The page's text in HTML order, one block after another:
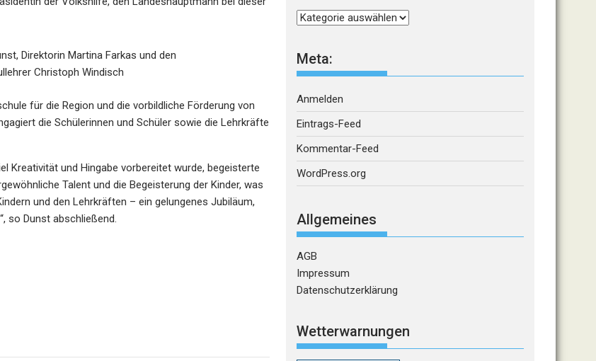
Direktorin Martina Farkas und den
Christoph Windisch
für die Region und die vorbildliche Förderung von
die Schülerinnen und Schüler sowie die Lehrkräfte
Kreativität und Hingabe vorbereitet wurde, begeisterte
Talent und die Begeisterung der Kinder, was
und den Lehrkräften – ein gelungenes Jubiläum,
so Dunst abschließend.
Kategorien
Meta:
Anmelden
Eintrags-Feed
Kommentar-Feed
WordPress.org
Allgemeines
AGB
Impressum
Datenschutzerklärung
Wetterwarnungen